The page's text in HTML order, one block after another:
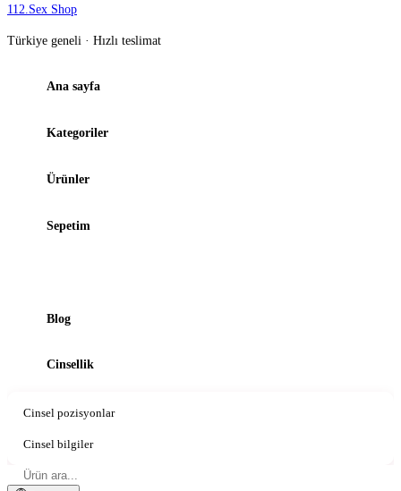
112.Sex Shop
Türkiye geneli · Hızlı teslimat
Ana sayfa
Kategoriler
Ürünler
Sepetim
Blog
Cinsellik
Cinsel pozisyonlar
Cinsel bilgiler